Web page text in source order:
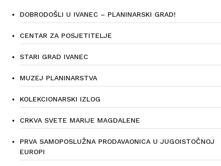
DOBRODOŠLI U IVANEC – PLANINARSKI GRAD!
CENTAR ZA POSJETITELJE
STARI GRAD IVANEC
MUZEJ PLANINARSTVA
KOLEKCIONARSKI IZLOG
CRKVA SVETE MARIJE MAGDALENE
PRVA SAMOPOSLUŽNA PRODAVAONICA U JUGOISTOČNOJ
EUROPI